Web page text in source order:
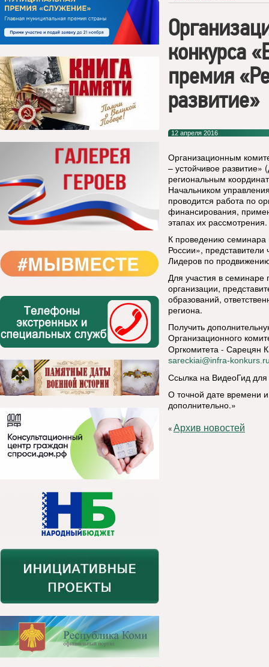
конкурса
премия
развитие»
12 апреля 2016
Организационным
– устойчивое развитие»
региональным
Начальником
проводится работа по
финансирования,
этапах их рассмотрения.
К проведению семинара
России»,
Лидеров по
Для участия в
организации,
образований,
региона.
Получить
Организационного
Оргкомитета - Сарецян
sareckiai@infra-
Ссылка на ВидеоГид
О точной дате времени
дополнительно.»
«Архив новостей